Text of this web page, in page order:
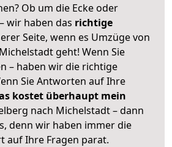
Ob um die Ecke oder
wir haben das richtige
Seite, wenn es Umzüge von
geht! Wenn Sie
– haben wir die richtige
Sie Antworten auf Ihre
kostet überhaupt mein
nach Michelstadt – dann
denn wir haben immer die
auf Ihre Fragen parat.